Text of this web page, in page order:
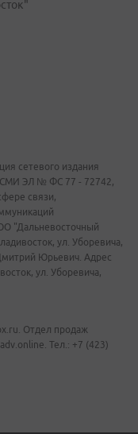
сетевого издания
СМИ ЭЛ № ФС 77 - 72742,
связи,
"Дальневосточный
ул. Уборевича,
Юрьевич. Адрес
ул. Уборевича,
Отдел продаж
Тел.: +7 (423)